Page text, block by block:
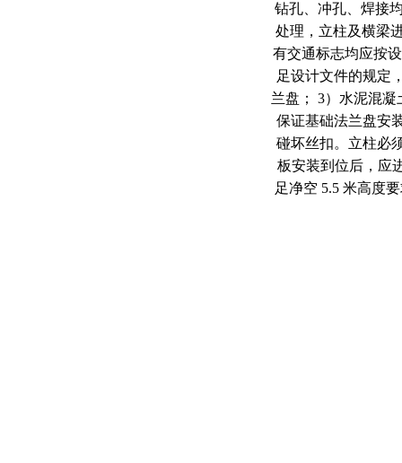
钻孔、冲孔、焊接
处理，立柱及横梁
有交通标志均应按
足设计文件的规定
兰盘； 3）水泥混
保证基础法兰盘安
碰坏丝扣。立柱必
板安装到位后，应
足净空 5.5 米高度